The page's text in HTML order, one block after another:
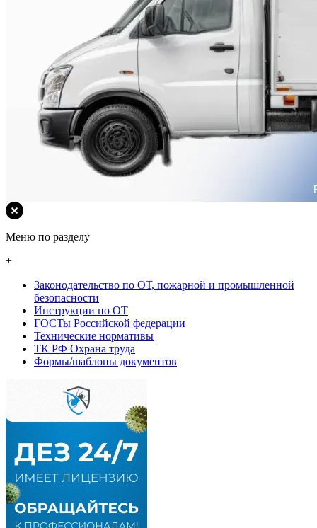
Меню по разделу
+
Законодательство по ОТ, пожарной и промышленной
безопасности
Инструкции по ОТ
ГОСТы Российской федерации
Технические нормативы
ТК РФ Охрана труда
Формы/шаблоны документов